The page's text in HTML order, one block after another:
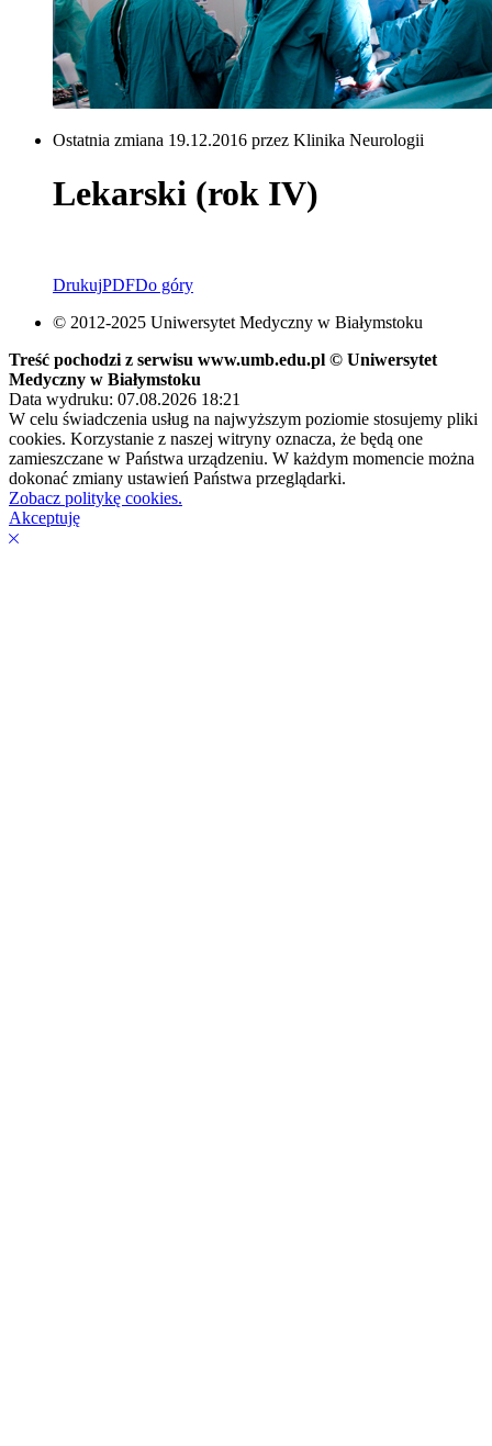
Ostatnia zmiana 19.12.2016 przez Klinika Neurologii
Lekarski (rok IV)
DrukujPDFDo góry
© 2012-2025 Uniwersytet Medyczny w Białymstoku
Treść pochodzi z serwisu www.umb.edu.pl © Uniwersytet
Medyczny w Białymstoku
Data wydruku: 07.08.2026 18:21
W celu świadczenia usług na najwyższym poziomie stosujemy pliki
cookies. Korzystanie z naszej witryny oznacza, że będą one
zamieszczane w Państwa urządzeniu. W każdym momencie można
dokonać zmiany ustawień Państwa przeglądarki.
Zobacz politykę cookies.
Akceptuję